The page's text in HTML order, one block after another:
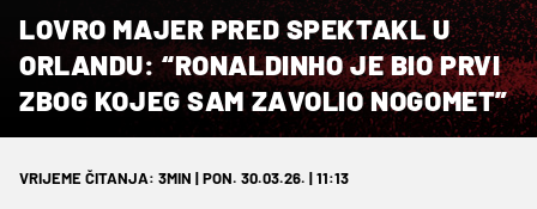
LOVRO MAJER PRED SPEKTAKL U
ORLANDU: “RONALDINHO JE BIO PRVI
ZBOG KOJEG SAM ZAVOLIO NOGOMET”
VRIJEME ČITANJA: 3MIN | PON. 30.03.26. | 11:13